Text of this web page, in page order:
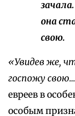
она
свою.
«Увидев же,
госпожу
евреев в
особым